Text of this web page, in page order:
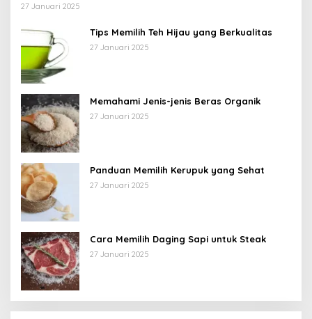
27 Januari 2025
Tips Memilih Teh Hijau yang Berkualitas
27 Januari 2025
Memahami Jenis-jenis Beras Organik
27 Januari 2025
Panduan Memilih Kerupuk yang Sehat
27 Januari 2025
Cara Memilih Daging Sapi untuk Steak
27 Januari 2025